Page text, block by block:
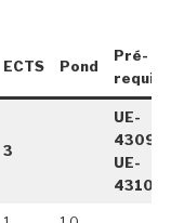
ECTS Pond
Pré-
requis
3
UE-
4309,
UE-
4310